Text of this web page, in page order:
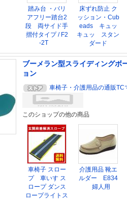
踏み台 ・バリ
アフリー踏台2
段 両サイド手
摺付タイプ / F2
-2T
床ずれ防止 ク
ッション・Cub
eads キュッ
キュッ スタン
ダード
ブーメラン型スライディング
ョン
車椅子・介護用品の通販TC
このショップの他の商品
車椅子 スロー
プ 車いす ス
ロープ ダンス
ロープライトス
介護用品 靴エ
ルダー E834
婦人用